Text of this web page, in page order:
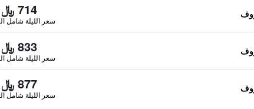
714 ﷼
سعر الليلة شامل
833 ﷼
سعر الليلة شامل
877 ﷼
سعر الليلة شامل